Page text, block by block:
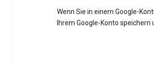
Wenn Sie in einem Google-
Ihrem Google-Konto speichern